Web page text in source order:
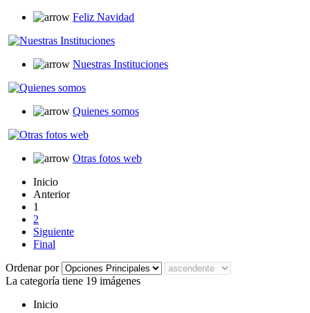
Feliz Navidad
Nuestras Instituciones
Quienes somos
Otras fotos web
Inicio
Anterior
1
2
Siguiente
Final
Ordenar por
La categoría tiene 19 imágenes
Inicio